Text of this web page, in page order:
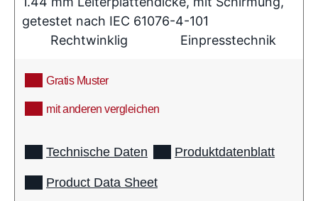
getestet nach IEC 61076-4-101
Rechtwinklig
Einpresstechnik
Gratis Muster
mit anderen vergleichen
Technische Daten Produktdatenblatt
Product Data Sheet